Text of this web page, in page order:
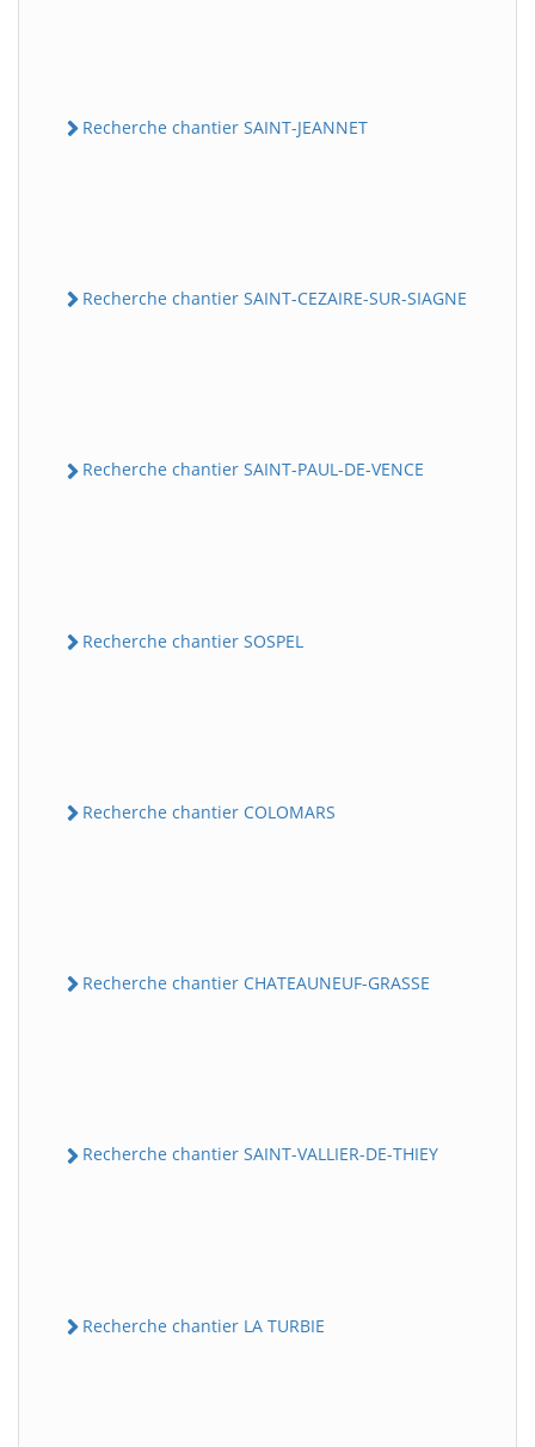
Recherche chantier SAINT-JEANNET
Recherche chantier SAINT-CEZAIRE-SUR-SIAGNE
Recherche chantier SAINT-PAUL-DE-VENCE
Recherche chantier SOSPEL
Recherche chantier COLOMARS
Recherche chantier CHATEAUNEUF-GRASSE
Recherche chantier SAINT-VALLIER-DE-THIEY
Recherche chantier LA TURBIE